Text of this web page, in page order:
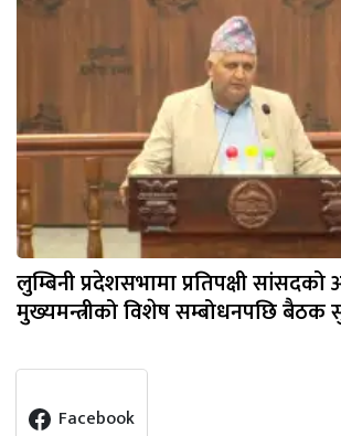
लुम्बिनी प्रदेशसभामा प्रतिपक्षी सांसदको
मुख्यमन्त्रीको विशेष सम्बोधनपछि बैठक
Facebook